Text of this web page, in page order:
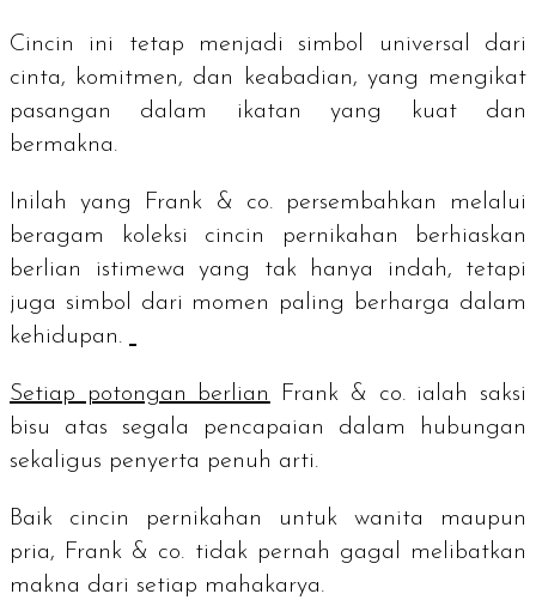
Cincin ini tetap menjadi simbol universal dari
cinta, komitmen, dan keabadian, yang mengikat
pasangan dalam ikatan yang kuat dan
bermakna.
Inilah yang Frank & co. persembahkan melalui
beragam koleksi cincin pernikahan berhiaskan
berlian istimewa yang tak hanya indah, tetapi
juga simbol dari momen paling berharga dalam
kehidupan.
Setiap potongan berlian
Frank & co. ialah saksi
bisu atas segala pencapaian dalam hubungan
sekaligus penyerta penuh arti.
Baik cincin pernikahan untuk wanita maupun
pria, Frank & co. tidak pernah gagal melibatkan
makna dari setiap mahakarya.